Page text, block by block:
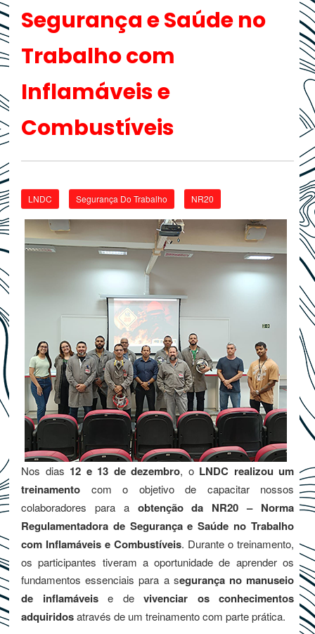
Segurança e Saúde no
Trabalho com
Inflamáveis e
Combustíveis
LNDC Segurança Do Trabalho NR20
Nos dias 12 e 13 de dezembro, oLNDC realizou um
treinamento com o objetivo de capacitar nossos
colaboradores para a obtenção da NR20 – Norma
Regulamentadora de Segurança e Saúde no Trabalho
com Inflamáveis e Combustíveis. Durante o treinamento,
os participantes tiveram a oportunidade de aprender os
fundamentos essenciais para a segurança no manuseio
de inflamáveise de vivenciar os conhecimentos
adquiridosatravés de um treinamento com parte prática.